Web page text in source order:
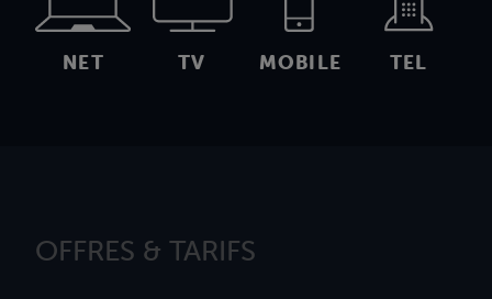
NET TV MOBILE TEL
OFFRES & TARIFS